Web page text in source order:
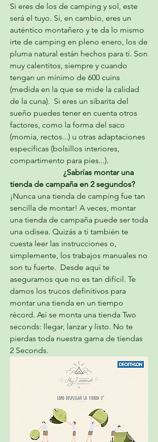
Si eres de los de camping y sol, este
será el tuyo. Si, en cambio, eres un
auténtico montañero y te da lo mismo
irte de camping en pleno enero, los de
pluma natural están hechos para ti. Son
muy calentitos, siempre y cuando
tengan un mínimo de 600 cuins
(medida en la que se mide la calidad
de la cuna).  Si eres un sibarita del
sueño puedes tener en cuenta otros
factores, como la forma del saco
(momia, rectos...) u otras adaptaciones
específicas (bolsillos interiores,
compartimento para pies...).
tienda de campaña en 2 segundos?
¡Nunca una tienda de camping fue tan
sencilla de montar! A veces, montar
una tienda de campaña puede ser toda
una odisea. Quizás a ti también te
cuesta leer las instrucciones o,
simplemente, los trabajos manuales no
son tu fuerte.  Desde aquí te
aseguramos que no es tan difícil. Te
damos los trucos definitivos para
montar una tienda en un tiempo
récord. Así se monta una tienda Two
seconds: llegar, lanzar y listo. No te
pierdas toda nuestra gama de tiendas
2 Seconds.